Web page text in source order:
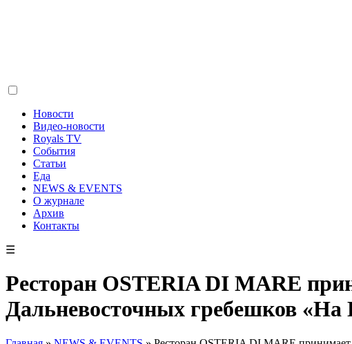
Новости
Видео-новости
Royals TV
События
Статьи
Еда
NEWS & EVENTS
О журнале
Архив
Контакты
☰
Ресторан OSTERIA DI MARE
Дальневосточных гребешков «На